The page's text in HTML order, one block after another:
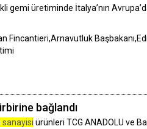
gemi üretiminde İtalya’nın
Fincantieri,Arnavutluk
bağlandı
ürünleri TCG ANADOLU ve